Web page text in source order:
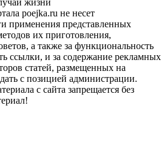
жизни
poejka.ru не несет
применения представленных
их приготовления,
а также за функциональность
ссылки, и за содержание рекламных
статей, размещенных на
с позицией администрации.
с сайта запрещается без